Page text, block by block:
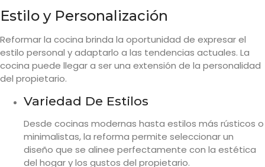
Estilo y Personalización
Reformar la cocina brinda la oportunidad de expresar el
estilo personal y adaptarlo a las tendencias actuales. La
cocina puede llegar a ser una extensión de la personalidad
del propietario.
Variedad De Estilos
Desde cocinas modernas hasta estilos más rústicos o
minimalistas, la reforma permite seleccionar un
diseño que se alinee perfectamente con la estética
del hogar y los gustos del propietario.